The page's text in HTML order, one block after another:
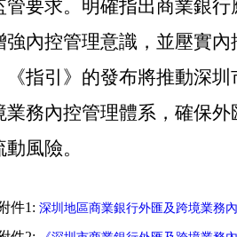
管要求。明確指出商業銀行
強內控管理意識，並壓實內
《指引》的發布將推動深
業務內控管理體系，確保
風險。
件1: 深圳地區商業銀行外匯及跨境業務內